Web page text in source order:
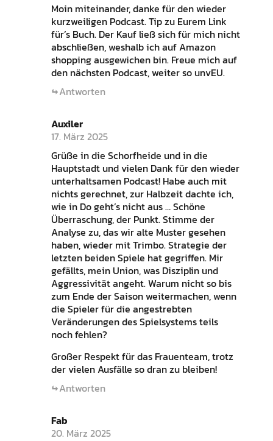
Moin miteinander, danke für den wieder
kurzweiligen Podcast. Tip zu Eurem Link
für’s Buch. Der Kauf ließ sich für mich nicht
abschließen, weshalb ich auf Amazon
shopping ausgewichen bin. Freue mich auf
den nächsten Podcast, weiter so unvEU.
Antworten
Auxiler
17. März 2025
Grüße in die Schorfheide und in die
Hauptstadt und vielen Dank für den wieder
unterhaltsamen Podcast! Habe auch mit
nichts gerechnet, zur Halbzeit dachte ich,
wie in Do geht’s nicht aus … Schöne
Überraschung, der Punkt. Stimme der
Analyse zu, das wir alte Muster gesehen
haben, wieder mit Trimbo. Strategie der
letzten beiden Spiele hat gegriffen. Mir
gefällts, mein Union, was Disziplin und
Aggressivität angeht. Warum nicht so bis
zum Ende der Saison weitermachen, wenn
die Spieler für die angestrebten
Veränderungen des Spielsystems teils
noch fehlen?
Großer Respekt für das Frauenteam, trotz
der vielen Ausfälle so dran zu bleiben!
Antworten
Fab
20. März 2025